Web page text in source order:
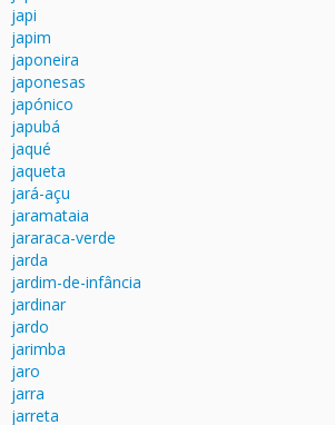
japi
japim
japoneira
japonesas
japónico
japubá
jaqué
jaqueta
jará-açu
jaramataia
jararaca-verde
jarda
jardim-de-infância
jardinar
jardo
jarimba
jaro
jarra
jarreta